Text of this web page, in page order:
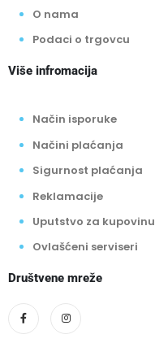
O nama
Podaci o trgovcu
Više infromacija
Način isporuke
Načini plaćanja
Sigurnost plaćanja
Reklamacije
Uputstvo za kupovinu
Ovlašćeni serviseri
Društvene mreže